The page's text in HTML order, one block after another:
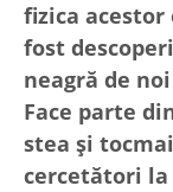
fizica acestor
fost
neagră de
Face parte
stea și
cercetători la